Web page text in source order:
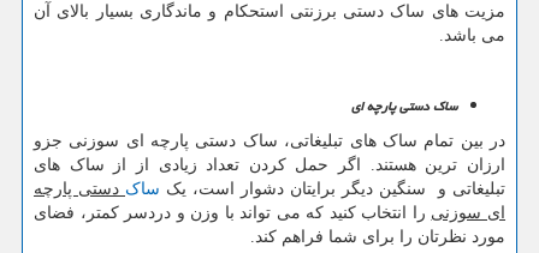
مزیت های ساک دستی برزنتی استحکام و ماندگاری بسیار بالای آن
می باشد.
ساک دستی پارچه ای
در بین تمام ساک های تبلیغاتی، ساک دستی پارچه ای سوزنی جزو
ارزان ترین هستند. اگر حمل کردن تعداد زیادی از از ساک های
تبلیغاتی و سنگین دیگر برایتان دشوار است، یک ساک دستی پارچه
ای سوزنی را انتخاب کنید که می تواند با وزن و دردسر کمتر، فضای
مورد نظرتان را برای شما فراهم کند.